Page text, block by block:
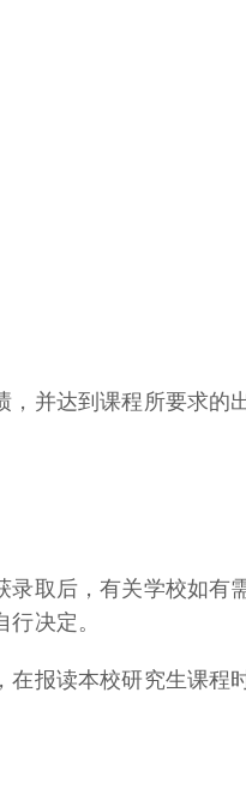
并达到课程所要求的
取后，有关学校如
行决定。
报读本校研究生课